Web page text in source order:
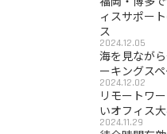
ィスサポー
ス
2024.12.05
海を見なが
ーキングス
2024.12.02
リモートワ
いオフィス
2024.11.29